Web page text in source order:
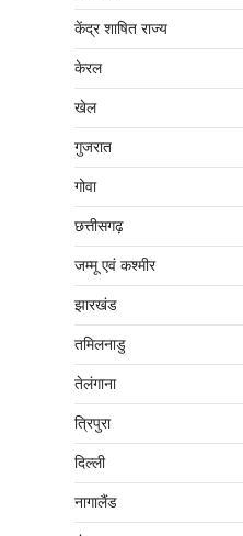
केंद्र शाषित राज्य
केरल
खेल
गुजरात
गोवा
छत्तीसगढ़
जम्‍मू एवं कश्‍मीर
झारखंड
तमिलनाडु
तेलंगाना
त्रिपुरा
दिल्‍ली
नागालैंड